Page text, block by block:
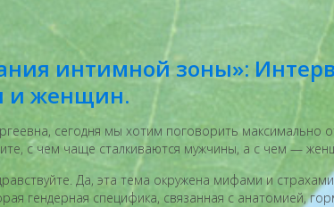
интимной зоны»:
и женщин.
сегодня мы хотим поговорить
с чем чаще сталкиваются мужчины, а с чем —
Да, эта тема окружена мифами и
гендерная специфика, связанная с анатомией,